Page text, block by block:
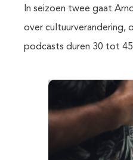
In seizoen twee gaat
over cultuurverandering,
podcasts duren 30 tot